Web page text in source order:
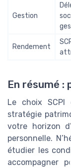
Gestion
Rendement
En résumé :
Le choix
stratégie
votre horizon
personnelle.
étudier les
accompagner